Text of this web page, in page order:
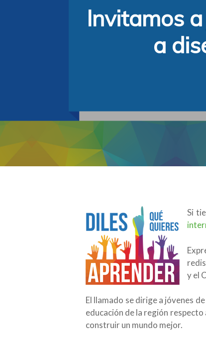
Invitamos
a
Si
y el
El llamado se dirige a jóvenes
educación de la región
construir un mundo mejor.